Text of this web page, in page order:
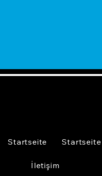
Startseite Startseite
İletişim